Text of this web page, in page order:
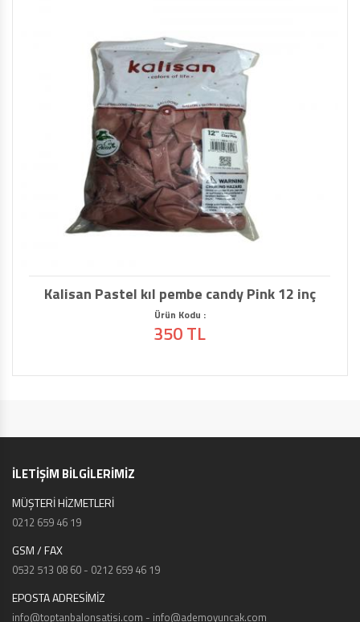
Kalisan Pastel kıl pembe candy Pink 12 inç
Ürün Kodu :
350 TL
İLETİŞİM BİLGİLERİMİZ
MÜŞTERİ HİZMETLERİ
0212 659 46 19
GSM / FAX
0532 513 08 60 - 0212 659 46 19
EPOSTA ADRESİMİZ
info@toptanbalonsatisi.com - info@ademoyuncak.com